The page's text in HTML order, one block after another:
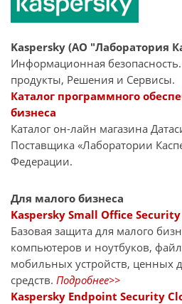
Kaspersky (АО "Лаборатория
Информационная
продукты, Решения и Сервисы.
Каталог программного
бизнеса
Каталог он-лайн магазина
Поставщика «Лаборатории
Федерации.
Для малого бизнеса
Kaspersky Small Office Security
Базовая защита для малого
компьютеров и ноутбуков,
мобильных устройств, ценных
средств. Подробнее>>
Kaspersky Endpoint Security